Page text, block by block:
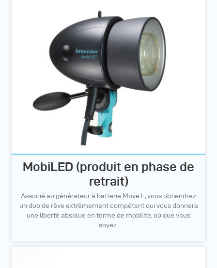
MobiLED (produit en phase de
retrait)
Associé au générateur à batterie Move L, vous obtiendrez
un duo de rêve extrêmement compétent qui vous donnera
une liberté absolue en terme de mobilité, où que vous
soyez.